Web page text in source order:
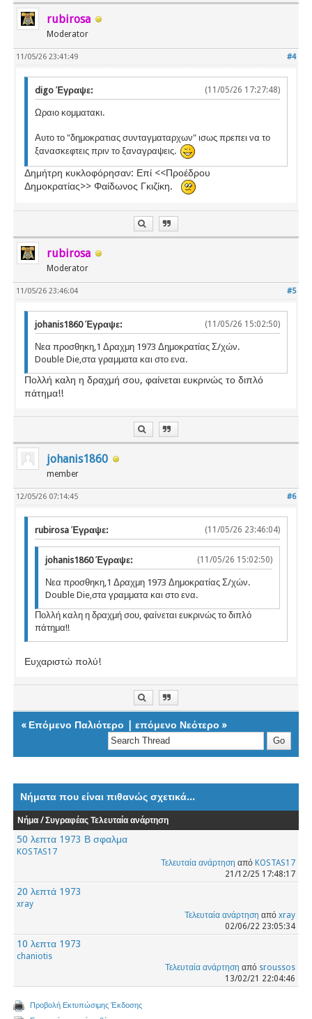
rubirosa
Moderator
#4
11/05/26 23:41:49
(11/05/26 17:27:48)
digo Έγραψε:
Ωραιο κομματακι.
Αυτο το "δημοκρατιας συνταγματαρχων" ισως πρεπει να το
ξανασκεφτεις πριν το ξαναγραψεις.
Δημήτρη κυκλοφόρησαν: Επί <<Προέδρου
Δημοκρατίας>> Φαίδωνος Γκιζίκη.
rubirosa
Moderator
#5
11/05/26 23:46:04
(11/05/26 15:02:50)
johanis1860 Έγραψε:
Νεα προσθηκη,1 Δραχμη 1973 Δημοκρατίας Σ/χών.
Double Die,στα γραμματα και στο ενα.
Πολλή καλη η δραχμή σου, φαίνεται ευκρινώς το διπλό
πάτημα!!
johanis1860
member
#6
12/05/26 07:14:45
(11/05/26 23:46:04)
rubirosa Έγραψε:
(11/05/26 15:02:50)
johanis1860 Έγραψε:
Νεα προσθηκη,1 Δραχμη 1973 Δημοκρατίας Σ/χών.
Double Die,στα γραμματα και στο ενα.
Πολλή καλη η δραχμή σου, φαίνεται ευκρινώς το διπλό
πάτημα!!
Ευχαριστώ πολύ!
« Επόμενο Παλιότερο |επόμενο Νεότερο »
Νήματα που είναι πιθανώς σχετικά...
Νήμα / Συγραφέας Τελευταία ανάρτηση
50 λεπτα 1973 Β σφαλμα
KOSTAS17
Τελευταία ανάρτηση από KOSTAS17
21/12/25 17:48:17
20 λεπτά 1973
xray
Τελευταία ανάρτηση από xray
02/06/22 23:05:34
10 λεπτα 1973
chaniotis
Τελευταία ανάρτηση από sroussos
13/02/21 22:04:46
Προβολή Εκτυπώσιμης Έκδοσης